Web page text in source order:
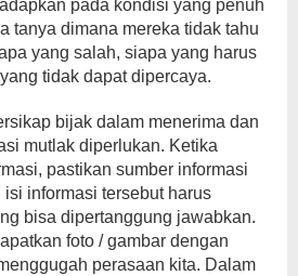
pada kondisi yang penuh
tanya dimana mereka tidak tahu
yang salah, siapa yang harus
tidak dapat dipercaya.
bijak dalam menerima dan
mutlak diperlukan. Ketika
pastikan sumber informasi
informasi tersebut harus
bisa dipertanggung jawabkan.
foto / gambar dengan
perasaan kita. Dalam